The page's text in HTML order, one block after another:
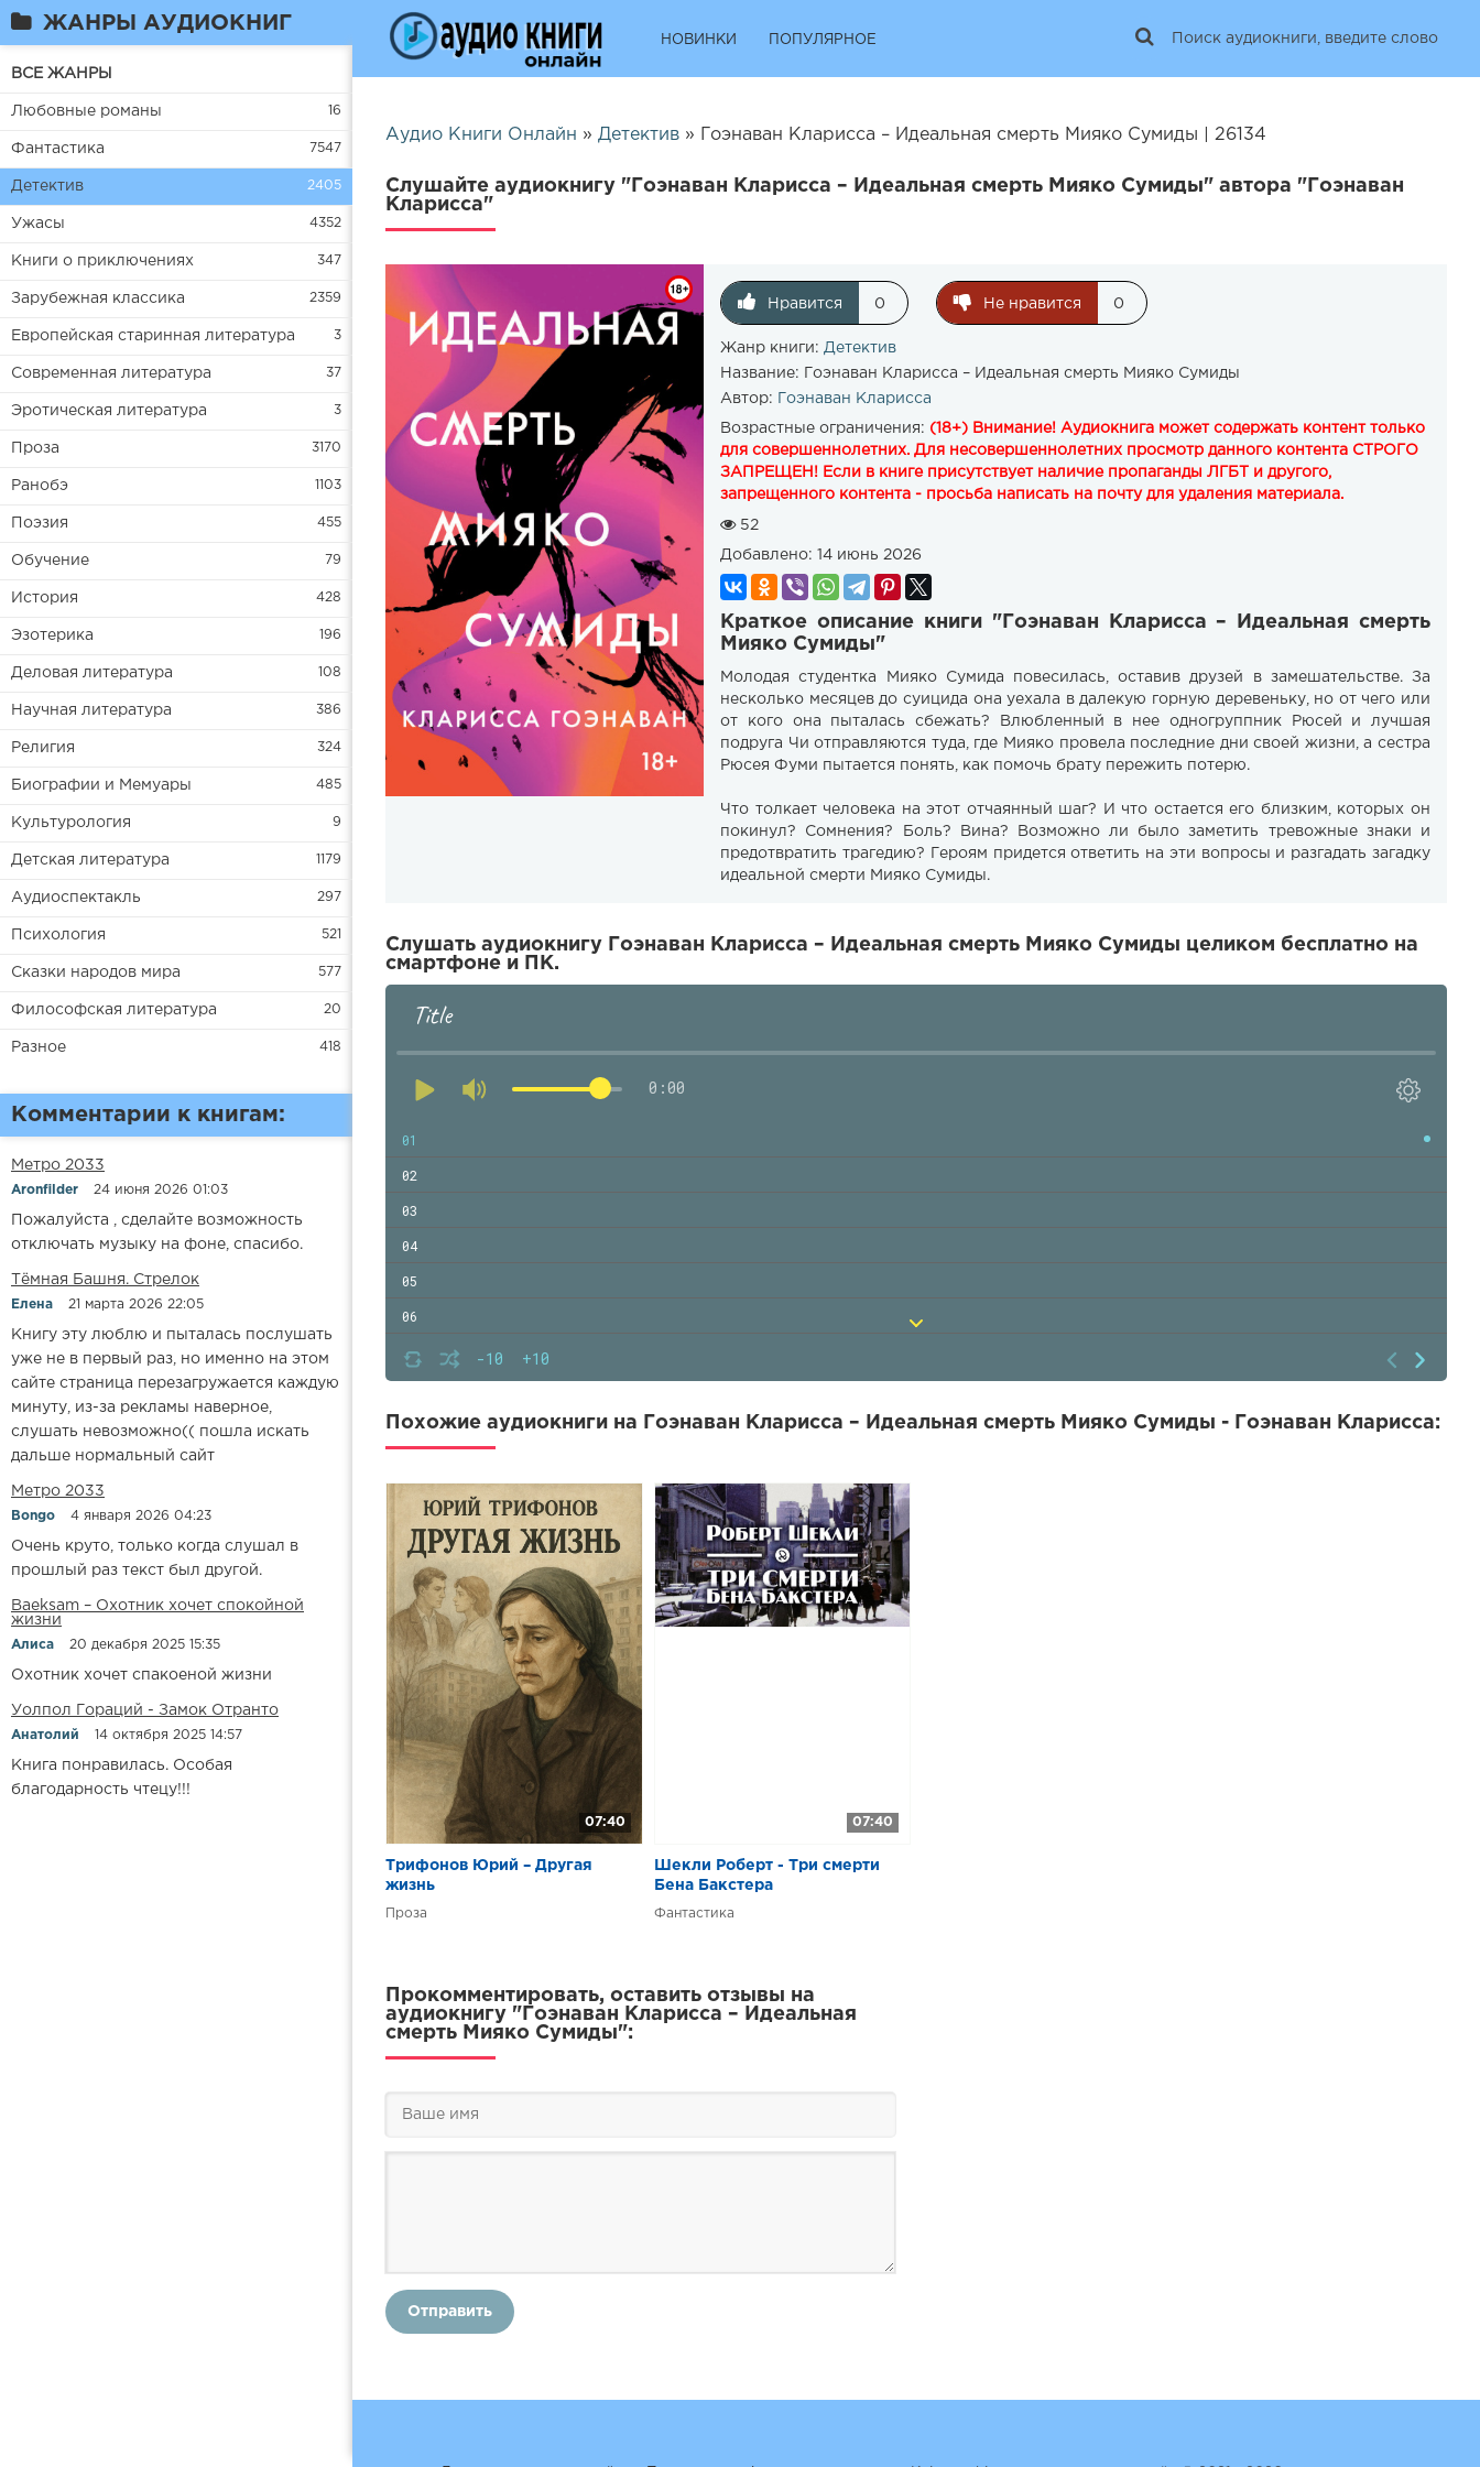
ЖАНРЫ АУДИОКНИГ
ВСЕ ЖАНРЫ
Любовные романы 16
Фантастика 7547
Детектив 2405
Ужасы 4352
Книги о приключениях 347
Зарубежная классика 2359
Европейская старинная литература 3
Современная литература 37
Эротическая литература 3
Проза 3170
Ранобэ 1103
Поэзия 455
Обучение 79
История 428
Эзотерика 196
Деловая литература 108
Научная литература 386
Религия 324
Биографии и Мемуары 485
Культурология 9
Детская литература 1179
Аудиоспектакль 297
Психология 521
Сказки народов мира 577
Философская литература 20
Разное 418
Комментарии к книгам:
Метро 2033
Aronfilder 24 июня 2026 01:03
Пожалуйста , сделайте возможность
отключать музыку на фоне, спасибо.
​​Тёмная Башня. Стрелок
Елена 21 марта 2026 22:05
Книгу эту люблю и пыталась послушать
уже не в первый раз, но именно на этом
сайте страница перезагружается каждую
минуту, из-за рекламы наверное,
слушать невозможно(( пошла искать
дальше нормальный сайт
Метро 2033
Bongo 4 января 2026 04:23
Очень круто, только когда слушал в
прошлый раз текст был другой.
Baeksam – Охотник хочет спокойной
жизни
Алиса 20 декабря 2025 15:35
Охотник хочет спакоеной жизни
Уолпол Гораций - Замок Отранто
Анатолий 14 октября 2025 14:57
Книга понравилась. Особая
благодарность чтецу!!!
НОВИНКИ ПОПУЛЯРНОЕ
Аудио Книги Онлайн » Детектив » Гоэнаван Кларисса – Идеальная смерть Мияко Сумиды | 26134
Слушайте аудиокнигу "Гоэнаван Кларисса – Идеальная смерть Мияко Сумиды" автора "Гоэнаван
Кларисса"
Нравится 0 Не нравится 0
Жанр книги: Детектив
Название:
Гоэнаван Кларисса – Идеальная смерть Мияко Сумиды
Автор:
Гоэнаван Кларисса
Возрастные ограничения: (18+) Внимание! Аудиокнига может содержать контент только
для совершеннолетних. Для несовершеннолетних просмотр данного контента СТРОГО
ЗАПРЕЩЕН! Если в книге присутствует наличие пропаганды ЛГБТ и другого,
запрещенного контента - просьба написать на почту для удаления материала.
52
Добавлено: 14 июнь 2026
Краткое описание книги "Гоэнаван Кларисса – Идеальная смерть
Мияко Сумиды"
Молодая студентка Мияко Сумида повесилась, оставив друзей в замешательстве. За
несколько месяцев до суицида она уехала в далекую горную деревеньку, но от чего или
от кого она пыталась сбежать? Влюбленный в нее одногруппник Рюсей и лучшая
подруга Чи отправляются туда, где Мияко провела последние дни своей жизни, а сестра
Рюсея Фуми пытается понять, как помочь брату пережить потерю.
Что толкает человека на этот отчаянный шаг? И что остается его близким, которых он
покинул? Сомнения? Боль? Вина? Возможно ли было заметить тревожные знаки и
предотвратить трагедию? Героям придется ответить на эти вопросы и разгадать загадку
идеальной смерти Мияко Сумиды.
Слушать аудиокнигу Гоэнаван Кларисса – Идеальная смерть Мияко Сумиды целиком бесплатно на
смартфоне и ПК.
Title
0:00
-10 +10
01
02
03
04
05
06
07
08
09
12
13
14
15
16
17
18
19
21
22
23
26
27
Похожие аудиокниги на Гоэнаван Кларисса – Идеальная смерть Мияко Сумиды - Гоэнаван Кларисса:
07:40
Трифонов Юрий – Другая
жизнь
Проза
07:40
Шекли Роберт - Три смерти
Бена Бакстера
Фантастика
Прокомментировать, оставить отзывы на
аудиокнигу "Гоэнаван Кларисса – Идеальная
смерть Мияко Сумиды":
Отправить